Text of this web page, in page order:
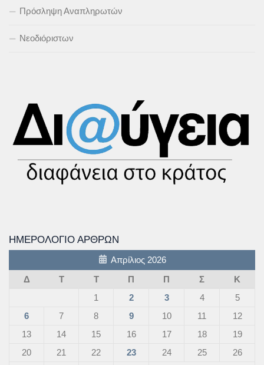
Πρόσληψη Αναπληρωτών
Νεοδιόριστων
ΗΜΕΡΟΛΌΓΙΟ ΆΡΘΡΩΝ
Απρίλιος 2026
Δ
Τ Τ Π Π Σ
Κ
1
2 3 4
5
6
7 8 9 10 11
12
13
14 15 16 17 18
19
20
21 22 23 24 25
26